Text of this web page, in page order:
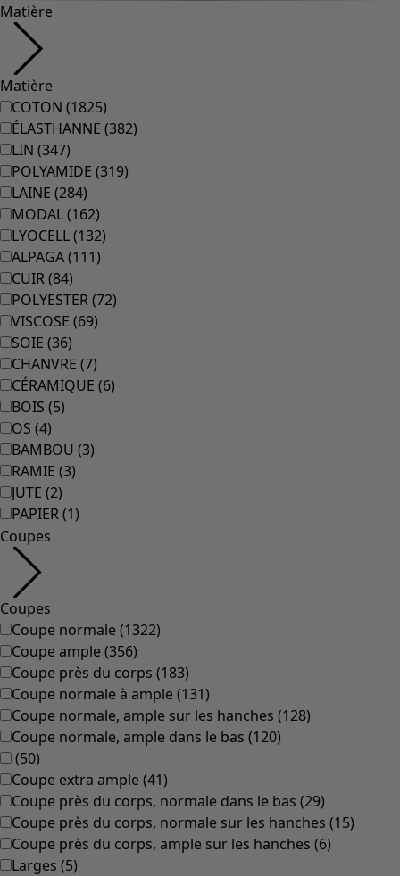
Matière
Matière
COTON (1825)
ÉLASTHANNE (382)
LIN (347)
POLYAMIDE (319)
LAINE (284)
MODAL(162)
LYOCELL(132)
ALPAGA(111)
CUIR(84)
POLYESTER(72)
VISCOSE (69)
SOIE (36)
CHANVRE (7)
CÉRAMIQUE (6)
BOIS (5)
OS (4)
BAMBOU (3)
RAMIE (3)
JUTE (2)
PAPIER(1)
Coupes
Coupes
Coupe normale (1322)
Coupe ample (356)
Coupe près du corps (183)
Coupe normale à ample (131)
Coupe normale, ample sur les hanches (128)
Coupe normale, ample dans le bas (120)
(50)
Coupe extra ample (41)
Coupe près du corps, normale dans le bas (29)
Coupe près du corps, normale sur les hanches (15)
Coupe près du corps, ample sur les hanches (6)
Larges (5)